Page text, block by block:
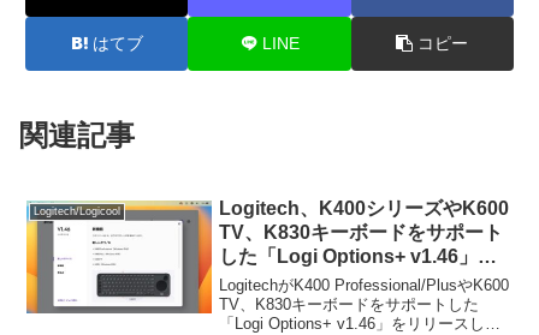
はてブ LINE コピー
関連記事
Logitech/Logicool
Logitech、K400シリーズやK600
TV、K830キーボードをサポート
した「Logi Options+ v1.46」を
リリース。システム要件は
macOS 11 Big Sur以上に。
LogitechがK400 Professional/PlusやK600
TV、K830キーボードをサポートした
「Logi Options+ v1.46」をリリースして